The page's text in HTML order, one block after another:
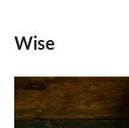
Wise